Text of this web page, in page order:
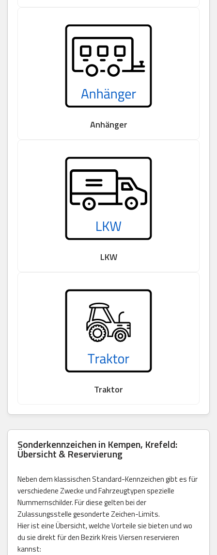
Anhänger
LKW
Traktor
Sonderkennzeichen in Kempen, Krefeld:
Übersicht & Reservierung
Neben dem klassischen Standard-Kennzeichen gibt es für
verschiedene Zwecke und Fahrzeugtypen spezielle
Nummernschilder. Für diese gelten bei der
Zulassungsstelle gesonderte Zeichen-Limits.
Hier ist eine Übersicht, welche Vorteile sie bieten und wo
du sie direkt für den Bezirk Kreis Viersen reservieren
kannst: